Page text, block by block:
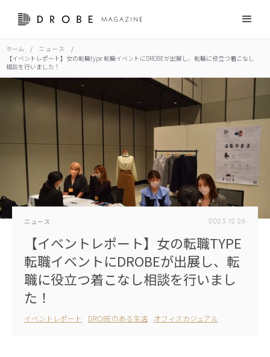
ホーム / ニュース
/
【イベントレポート】女の転職type 転職イベントにDROBEが出展し、転職に役立つ着こなし
相談を行いました！
ニュース 2023 . 12 .26
【イベントレポート】女の転職TYPE
転職イベントにDROBEが出展し、転
職に役立つ着こなし相談を行いまし
た！
イベントレポート DROBEのある生活 オフィスカジュアル